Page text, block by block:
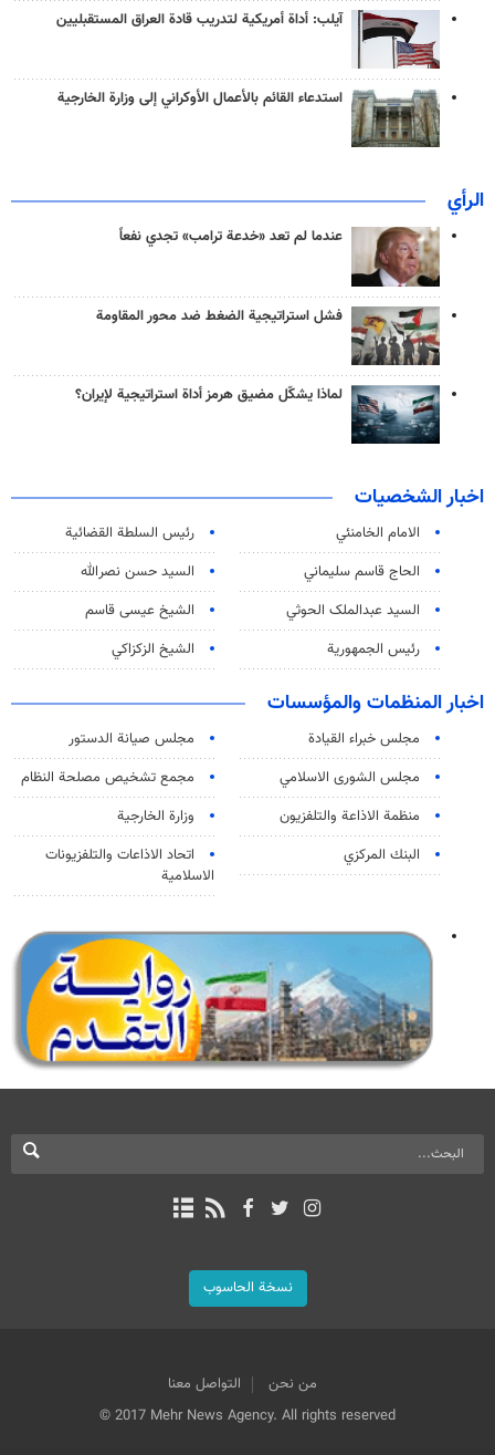
آيلب: أداة أمريكية لتدريب قادة العراق المستقبليين
استدعاء القائم بالأعمال الأوكراني إلى وزارة الخارجية
الرأي
عندما لم تعد «خدعة ترامب» تجدي نفعاً
فشل استراتيجية الضغط ضد محور المقاومة
لماذا يشكّل مضيق هرمز أداة استراتيجية لإيران؟
اخبار الشخصيات
الامام الخامنئي
رئیس السلطة القضائیة
الحاج قاسم سليماني
السيد حسن نصرالله
السید عبدالملک الحوثي
الشيخ عيسى قاسم
رئيس الجمهورية
الشيخ الزكزاكي
اخبار المنظمات والمؤسسات
مجلس خبراء القيادة
مجلس صيانة الدستور
مجلس الشورى الاسلامي
مجمع تشخيص مصلحة النظام
منظمة الاذاعة والتلفزیون
وزارة الخارجية
البنك المركزي
اتحاد الاذاعات والتلفزيونات
الاسلامية
نسخة الحاسوب
من نحن
التواصل معنا
© 2017 Mehr News Agency. All rights reserved